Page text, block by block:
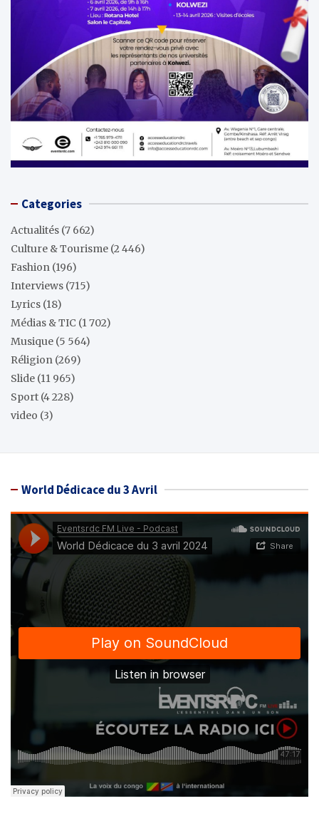
Categories
Actualités (7 662)
Culture & Tourisme (2 446)
Fashion (196)
Interviews (715)
Lyrics (18)
Médias & TIC (1 702)
Musique (5 564)
Réligion (269)
Slide (11 965)
Sport (4 228)
video (3)
World Dédicace du 3 Avril